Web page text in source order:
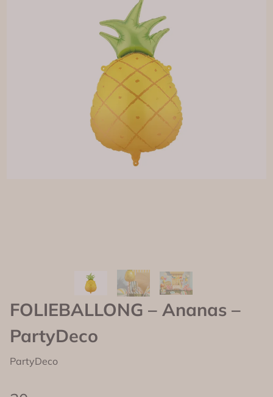
FOLIEBALLONG – Ananas –
PartyDeco
PartyDeco